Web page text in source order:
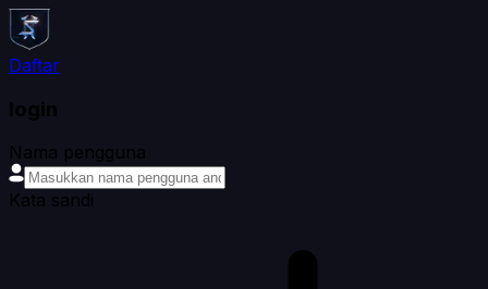
Daftar
login
Nama pengguna
Kata sandi